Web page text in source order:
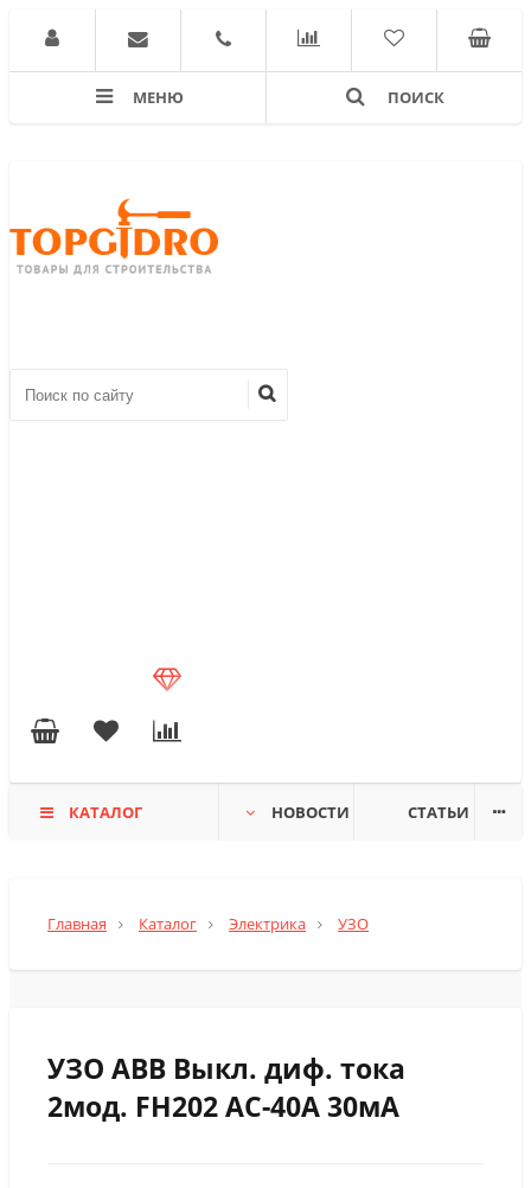
МЕНЮ ПОИСК
КАТАЛОГ НОВОСТИ СТАТЬИ
Главная Каталог Электрика УЗО
УЗО АВВ Выкл. диф. тока
2мод. FH202 AC-40A 30мА